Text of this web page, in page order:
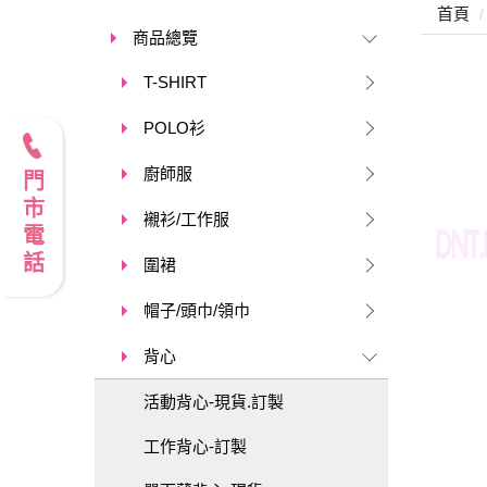
商品總覽
T-SHIRT
POLO衫
廚師服
襯衫/工作服
圍裙
帽子/頭巾/領巾
背心
活動背心-現貨.訂製
工作背心-訂製
首頁
門市電話